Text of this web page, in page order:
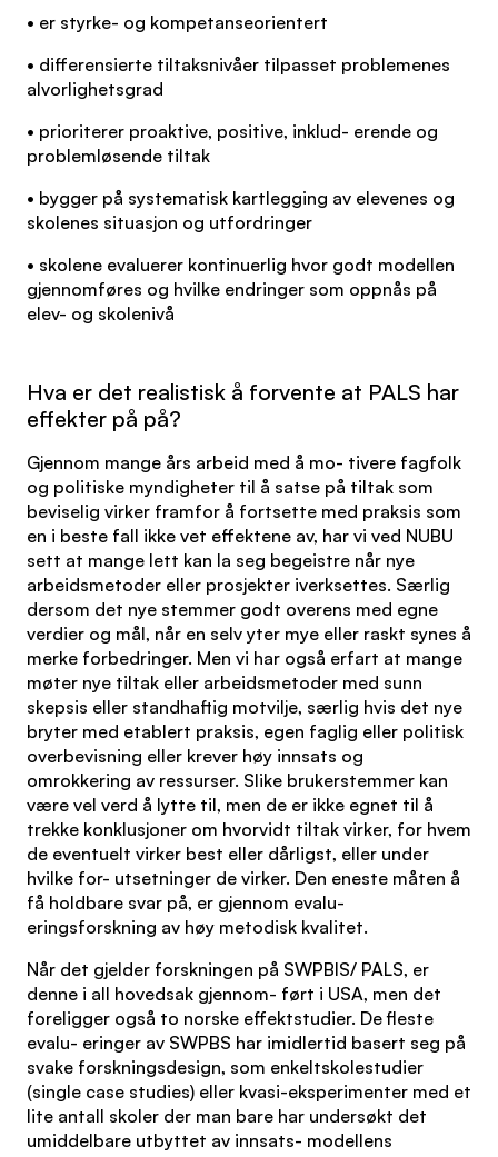
• er styrke- og kompetanseorientert
• differensierte tiltaksnivåer tilpasset problemenes
alvorlighetsgrad
• prioriterer proaktive, positive, inklud- erende og
problemløsende tiltak
• bygger på systematisk kartlegging av elevenes og
skolenes situasjon og utfordringer
• skolene evaluerer kontinuerlig hvor godt modellen
gjennomføres og hvilke endringer som oppnås på
elev- og skolenivå
Hva er det realistisk å forvente at PALS har
effekter på på?
Gjennom mange års arbeid med å mo- tivere fagfolk
og politiske myndigheter til å satse på tiltak som
beviselig virker framfor å fortsette med praksis som
en i beste fall ikke vet effektene av, har vi ved NUBU
sett at mange lett kan la seg begeistre når nye
arbeidsmetoder eller prosjekter iverksettes. Særlig
dersom det nye stemmer godt overens med egne
verdier og mål, når en selv yter mye eller raskt synes å
merke forbedringer. Men vi har også erfart at mange
møter nye tiltak eller arbeidsmetoder med sunn
skepsis eller standhaftig motvilje, særlig hvis det nye
bryter med etablert praksis, egen faglig eller politisk
overbevisning eller krever høy innsats og
omrokkering av ressurser. Slike brukerstemmer kan
være vel verd å lytte til, men de er ikke egnet til å
trekke konklusjoner om hvorvidt tiltak virker, for hvem
de eventuelt virker best eller dårligst, eller under
hvilke for- utsetninger de virker. Den eneste måten å
få holdbare svar på, er gjennom evalu-
eringsforskning av høy metodisk kvalitet.
Når det gjelder forskningen på SWPBIS/ PALS, er
denne i all hovedsak gjennom- ført i USA, men det
foreligger også to norske effektstudier. De fleste
evalu- eringer av SWPBS har imidlertid basert seg på
svake forskningsdesign, som enkeltskolestudier
(single case studies) eller kvasi-eksperimenter med et
lite antall skoler der man bare har undersøkt det
umiddelbare utbyttet av innsats- modellens